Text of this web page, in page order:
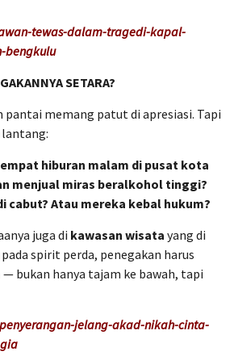
tewas-dalam-tragedi-kapal-
bengkulu
SETARA?
pantai memang patut di apresiasi. Tapi
hiburan malam di pusat kota
menjual miras beralkohol tinggi?
cabut? Atau mereka kebal hukum?
juga di kawasan wisata yang di
spirit perda, penegakan harus
— bukan hanya tajam ke bawah, tapi
jelang-akad-nikah-cinta-